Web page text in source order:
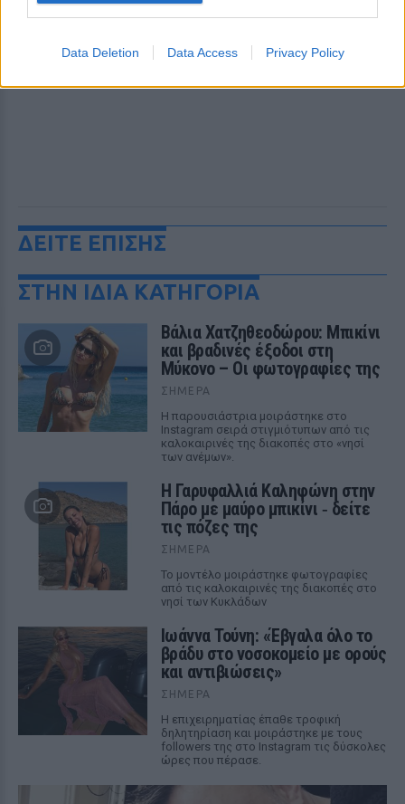
Data Deletion Data Access Privacy Policy
ΔΕΙΤΕ ΕΠΙΣΗΣ
ΣΤΗΝ ΙΔΙΑ ΚΑΤΗΓΟΡΙΑ
Βάλια Χατζηθεοδώρου: Μπικίνι
και βραδινές έξοδοι στη
Μύκονο – Οι φωτογραφίες της
ΣΉΜΕΡΑ
Η παρουσιάστρια μοιράστηκε στο
Instagram σειρά στιγμιότυπων από τις
καλοκαιρινές της διακοπές στο «νησί
των ανέμων».
Η Γαρυφαλλιά Καληφώνη στην
Πάρο με μαύρο μπικίνι ‑ δείτε
τις πόζες της
ΣΉΜΕΡΑ
Το μοντέλο μοιράστηκε φωτογραφίες
από τις καλοκαιρινές της διακοπές στο
νησί των Κυκλάδων
Ιωάννα Τούνη: «Έβγαλα όλο το
βράδυ στο νοσοκομείο με ορούς
και αντιβιώσεις»
ΣΉΜΕΡΑ
Η επιχειρηματίας έπαθε τροφική
δηλητηρίαση και μοιράστηκε με τους
followers της στο Instagram τις δύσκολες
ώρες που πέρασε.